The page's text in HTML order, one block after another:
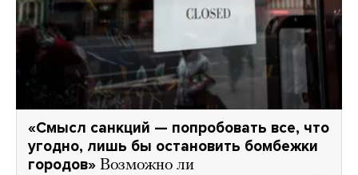
«Смысл санкций — попробовать все, что
угодно, лишь бы остановить бомбежки
городов» Возможно ли